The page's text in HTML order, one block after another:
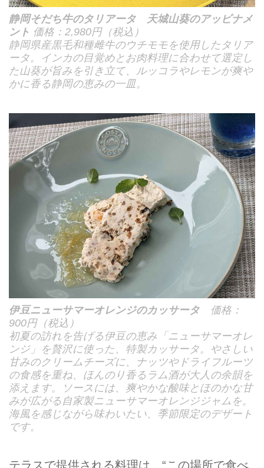
静岡そだち牛のタリアータ 天城山葵のアッビナメ
ント 価格：2,980円（税込）
静岡県産黒毛和種雌牛のウチモモを使用したタリア
ータ。インカの目覚めとお肉料理に合わせて選定し
た山葵が旨みを引き立て、ルッコラやレモンが爽や
かに香る静岡の恵みの一皿。
伊豆ニューサマーオレンジのカッサータ 価格：
900円（税込）
初夏の訪れを告げる伊豆の恵み「ニューサマーオレ
ンジ」を贅沢に使った、特製カッサータ。やさしい
甘みのクリームチーズに、ナッツやドライフルーツ
の食感を重ね、ほんのり香るラム酒が⼤人の余韻を
添えます。ソースには、爽やかな酸味とほのかな甘
みが広がる自家製ニューサマーオレンジジャムを。
海風を感じながら味わいたい、季節限定のデザート
です。
テラスで提供される料理は、“この場所で食べ